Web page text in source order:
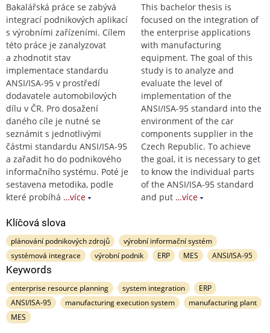
Bakalářská práce se zabývá
integrací podnikových aplikací
s výrobními zařízeními. Cílem
této práce je zanalyzovat
a zhodnotit stav
implementace standardu
ANSI/ISA-95 v prostředí
dodavatele automobilových
dílu v ČR. Pro dosažení
daného cíle je nutné se
seznámit s jednotlivými
částmi standardu ANSI/ISA-95
a zařadit ho do podnikového
informačního systému. Poté je
sestavena metodika, podle
které probíhá …více
This bachelor thesis is
focused on the integration of
the enterprise applications
with manufacturing
equipment. The goal of this
study is to analyze and
evaluate the level of
implementation of the
ANSI/ISA-95 standard into the
environment of the car
components supplier in the
Czech Republic. To achieve
the goal, it is necessary to get
to know the individual parts
of the ANSI/ISA-95 standard
and put …více
Klíčová slova
plánování podnikových zdrojů
výrobní informační systém
systémová integrace
výrobní podnik ERP MES ANSI/ISA-95
Keywords
enterprise resource planning system integration
ERP
ANSI/ISA-95
manufacturing execution system
manufacturing plant
MES